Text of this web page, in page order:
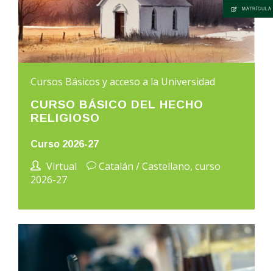
MATRÍCULA
Cursos Básicos y acceso a la Universidad
CURSO BÁSICO DEL HECHO
RELIGIOSO
Curso 2026-27
Virtual
Catalán / Castellano, curso
2026-27